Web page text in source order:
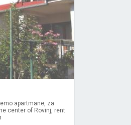
apartmane, za
center of Rovinj, rent